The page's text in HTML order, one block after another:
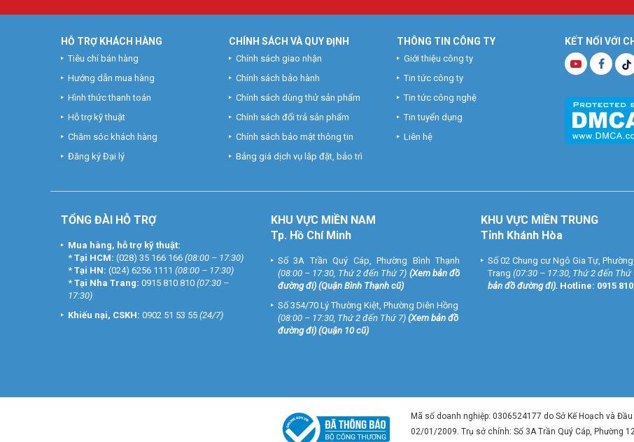
KẾT NỐI VỚI
HỖ TRỢ KHÁCH HÀNG
Tiêu chí bán hàng
Hướng dẫn mua hàng
Hình thức thanh toán
Hỗ trợ kỹ thuật
Chăm sóc khách hàng
Đăng ký Đại lý
CHÍNH SÁCH VÀ QUY ĐỊNH
Chính sách giao nhận
Chính sách bảo hành
Chính sách dùng thử sản phẩm
Chính sách đổi trả sản phẩm
Chính sách bảo mật thông tin
Bảng giá dịch vụ lắp đặt, bảo trì
THÔNG TIN CÔNG TY
Giới thiệu công ty
Tin tức công ty
Tin tức công nghệ
Tin tuyển dụng
Liên hệ
TỔNG ĐÀI HỖ TRỢ
Mua hàng, hỗ trợ kỹ thuật:
* Tại HCM: (028) 35 166 166 (08:00 – 17:30)
* Tại HN: (024) 6256 1111 (08:00 – 17:30)
* Tại Nha Trang: 0915 810 810 (07:30 –
17:30)
Khiếu nại, CSKH: 0902 51 53 55 (24/7)
KHU VỰC MIỀN NAM
Tp. Hồ Chí Minh
Số 3A Trần Quý Cáp, Phường Bình Thạnh
(08:00 – 17:30, Thứ 2 đến Thứ 7) (Xem bản đồ
đường đi) (Quận Bình Thạnh cũ)
Số 354/70 Lý Thường Kiệt, Phường Diên Hồng
(08:00 – 17:30, Thứ 2 đến Thứ 7) (Xem bản đồ
đường đi) (Quận 10 cũ)
KHU VỰC MIỀN TRUNG
Tỉnh Khánh Hòa
Số 02 Chung cư Ngô Gia Tự,
Trang (07:30 – 17:30, Thứ 2 đến Thứ
bản đồ đường đi). Hotline: 0915
Mã số doanh nghiệp: 0306524177 do Sở Kế Hoạch và Đầu
02/01/2009. Trụ sở chính: Số 3A Trần Quý Cáp, Phường